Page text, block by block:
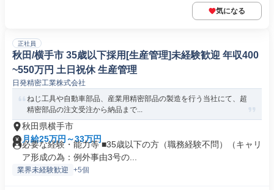
気になる
正社員
秋田/横手市 35歳以下採用[生産管理]未経験歓迎 年収400
~550万円 土日祝休 生産管理
日発精密工業株式会社
ねじ工具や自動車部品、産業用精密部品の製造を行う当社にて、超
精密部品の注文受注から納品まで...
秋田県横手市
月給25万円～33万円
必要な経験・能力等 ■35歳以下の方（職務経験不問）（キャリ
ア形成の為：例外事由3号の...
業界未経験歓迎 +5個